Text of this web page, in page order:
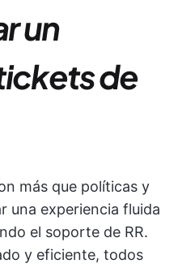
un
de
más que políticas y
una experiencia fluida
el soporte de RR.
y eficiente, todos